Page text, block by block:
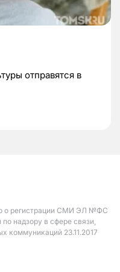
отправятся в
о регистрации СМИ ЭЛ №ФС
надзору в сфере связи,
коммуникаций 23.11.2017